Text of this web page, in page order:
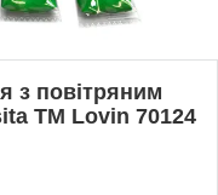
з повітряним
TM Lovin 70124